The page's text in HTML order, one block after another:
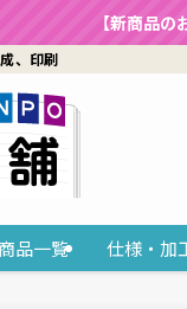
【新商品
、印刷
商品一覧 仕様・加